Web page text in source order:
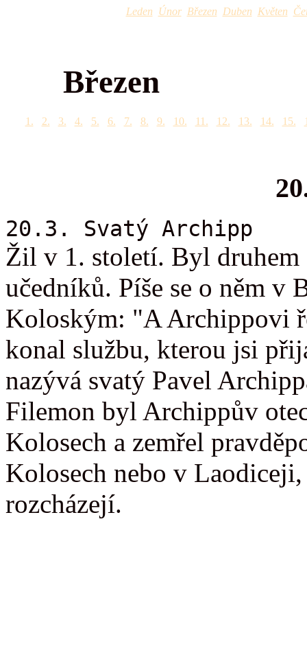
Leden Únor Březen Duben Květen
Březen
1. 2. 3. 4. 5. 6. 7. 8. 9. 10. 11. 12. 13. 14. 15.
20.3. Svatý Archipp
Žil v 1. století. Byl druhem
učedníků. Píše se o něm v
Koloským: "A Archippovi
konal službu, kterou jsi
nazývá svatý Pavel
Filemon byl Archippův
Kolosech a zemřel
Kolosech nebo v
rozcházejí.